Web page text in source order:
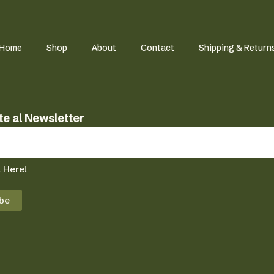
Shop About Contact Shipping &
al Newsletter
Here!